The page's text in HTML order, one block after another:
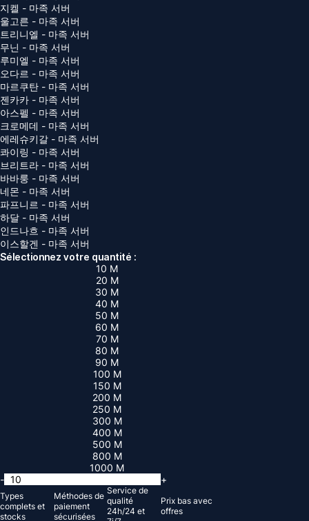
지켈 - 마족 서버
울고른 - 마족 서버
트리니엘 - 마족 서버
무닌 - 마족 서버
루미엘 - 마족 서버
오다르 - 마족 서버
마르쿠탄 - 마족 서버
젠카카 - 마족 서버
아스펠 - 마족 서버
크로메데 - 마족 서버
에레슈키갈 - 마족 서버
콰이링 - 마족 서버
브리트라 - 마족 서버
바바룽 - 마족 서버
네몬 - 마족 서버
파프니르 - 마족 서버
하달 - 마족 서버
인드나흐 - 마족 서버
이스할겐 - 마족 서버
Sélectionnez votre quantité :
10 M
20 M
30 M
40 M
50 M
60 M
70 M
80 M
90 M
100 M
150 M
200 M
250 M
300 M
400 M
500 M
800 M
1000 M
-
+
Types
complets et
stocks
Méthodes de
paiement
sécurisées
Service de
qualité
24h/24 et
Prix ​​bas avec
offres